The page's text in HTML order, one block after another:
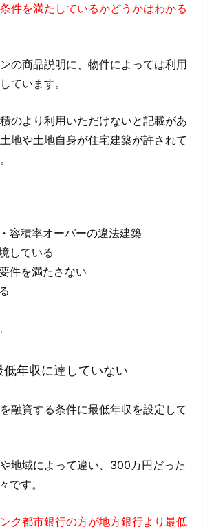
件を満たしているかどうかはわかる
の商品説明に、物件によっては利用
ています。
のより利用いただけないと記載があ
地や土地自身が住宅建築が許されて
容積率オーバーの違法建築
している
件を満たさない
年収に達していない
融資する条件に最低年収を設定して
地域によって違い、300万円だった
です。
ク都市銀行の方が地方銀行より最低